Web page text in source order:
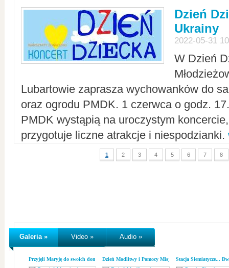
Dzień
Ukrainy
2022-05-31
W Dzień
Lubartowie zaprasza wychowanków do
oraz ogrodu PMDK. 1 czerwca o godz.
PMDK wystąpią na uroczystym
przygotuje liczne atrakcje i niespodzianki.
1 2 3 4 5 6 7 8
Galeria » Video » Audio »
Przyjęli Maryję do swoich domówDzień Modlitwy i Pomocy MisjomStacja Siemiatycze...